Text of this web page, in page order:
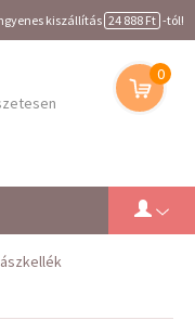
kiszállítás 24 888 Ft -tól!
0